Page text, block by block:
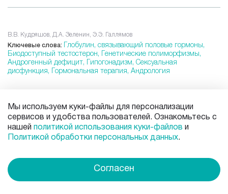
В.В. Кудряшов, Д.А. Зеленин, Э.Э. Галлямов
Ключевые слова: Глобулин, связывающий половые гормоны,
Биодоступный тестостерон, Генетические полиморфизмы,
Андрогенный дефицит, Гипогонадизм, Сексуальная
дисфункция, Гормональная терапия, Андрология
Другие публикации авторов этой статьи
Химиотерапия ,
HER2-ингибиторы,
ингибиторы,
Лучевая терапия,Кардиопротекция,
Мы используем куки-файлы для персонализации
сервисов и удобства пользователей. Ознакомьтесь с
нашей политикой использования куки-файлов и
Политикой обработки персональных данных.
Согласен